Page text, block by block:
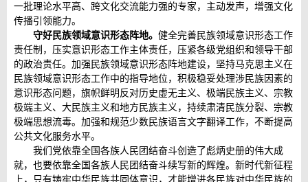
一批理论水平高、跨文化交流能力强的专家，主动发声，增强文化
传播引领能力。
守好民族领域意识形态阵地。 健全完善民族领域意识形态工作
责任制，压实意识形态工作主体责任，压紧各级党组织和领导干部
的政治责任。加强民族领域意识形态阵地建设，坚持马克思主义在
民族领域意识形态工作中的指导地位，积极稳妥处理涉民族因素的
意识形态问题，旗帜鲜明反对历史虚无主义、极端民族主义、宗教
极端主义、大民族主义和地方民族主义，持续肃清民族分裂、宗教
极端思想流毒。加强和规范少数民族语言文字翻译工作，不断提高
公共文化服务水平。
我们党依靠全国各族人民团结奋斗创造了彪炳史册的伟大成
就，也要依靠全国各族人民团结奋斗续写新的辉煌。新时代新征程
上，只有铸牢中华民族共同体意识，才能增进各民族对中华民族的